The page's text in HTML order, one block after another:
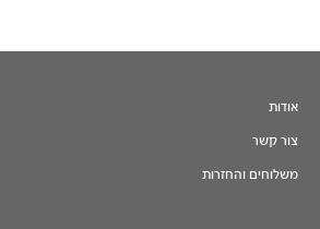
אודות
צור קשר
משלוחים והחזרות